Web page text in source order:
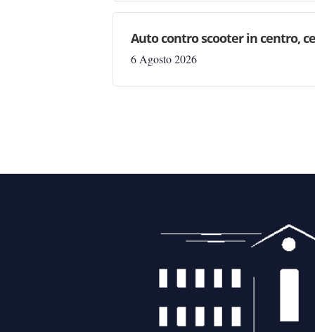
Auto contro scooter in centro,
6 Agosto 2026